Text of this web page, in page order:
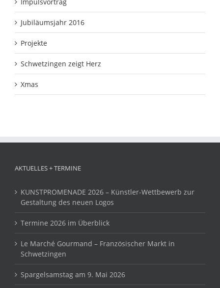
Jubiläumsjahr 2016
Projekte
Schwetzingen zeigt Herz
Xmas
AKTUELLES + TERMINE
KUNSTPROMENADE 2026 – Künstler-Wettbewerb zur
Gestaltung des neuen Logos
Termine 2026 im Überblick
Le Marché Gourmand – Französischer Markt in
Schwetzingen
Spargelsamstag am 9. Mai 2026